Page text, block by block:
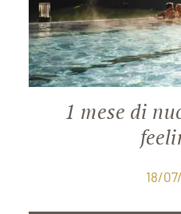
1 mese di
18/